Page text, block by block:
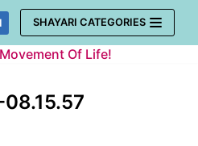
SHAYARI CATEGORIES
Of Life!
08.15.57